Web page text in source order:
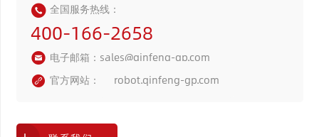
制灵活，可存储多种产品信息，互换性强，一次设定即可长期
使用；
- 适配于市面上所有类型的冲压设备: 齿轮冲床、气动冲床、
油压机，并做到无论吨位大小、机台高低，都可随意连接，实
全国服务热线：
400-166-2658
电子邮箱：sales@qinfeng-gp.com
官方网站：
robot.qinfeng-gp.com